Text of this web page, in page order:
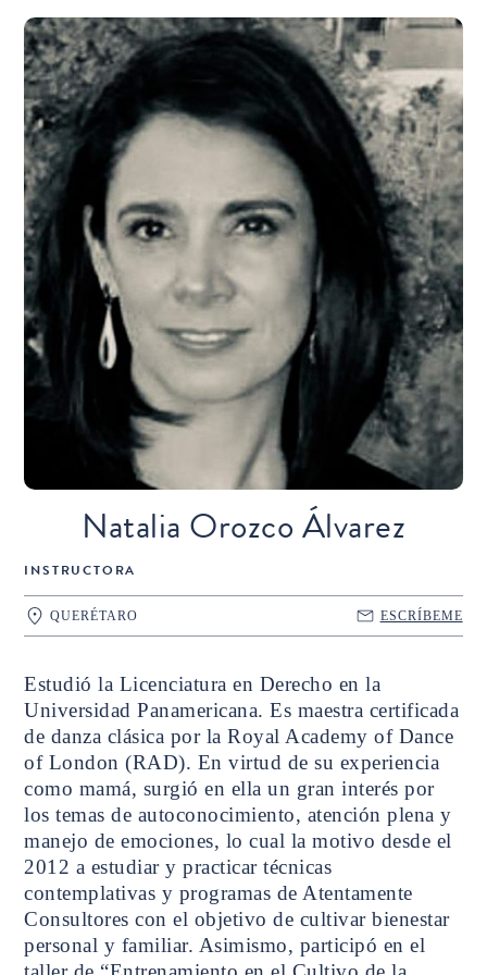
Natalia Orozco Álvarez
INSTRUCTORA
QUERÉTARO ESCRÍBEME
Estudió la Licenciatura en Derecho en la
Universidad Panamericana. Es maestra certificada
de danza clásica por la Royal Academy of Dance
of London (RAD). En virtud de su experiencia
como mamá, surgió en ella un gran interés por
los temas de autoconocimiento, atención plena y
manejo de emociones, lo cual la motivo desde el
2012 a estudiar y practicar técnicas
contemplativas y programas de Atentamente
Consultores con el objetivo de cultivar bienestar
personal y familiar. Asimismo, participó en el